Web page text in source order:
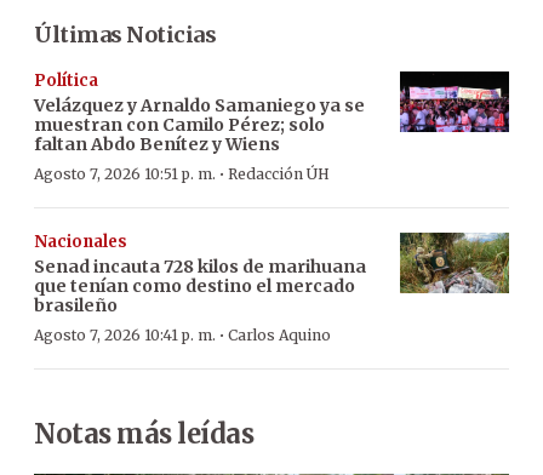
Últimas Noticias
Política
Velázquez y Arnaldo Samaniego ya se
muestran con Camilo Pérez; solo
faltan Abdo Benítez y Wiens
Agosto 7, 2026 10:51 p. m. · Redacción ÚH
Nacionales
Senad incauta 728 kilos de marihuana
que tenían como destino el mercado
brasileño
Agosto 7, 2026 10:41 p. m. · Carlos Aquino
Notas más leídas